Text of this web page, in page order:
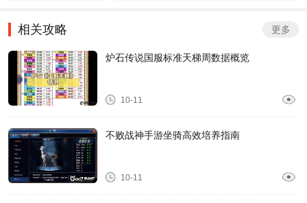
相关攻略 更多
炉石传说国服标准天梯周数据概览
10-11
不败战神手游坐骑高效培养指南
10-11